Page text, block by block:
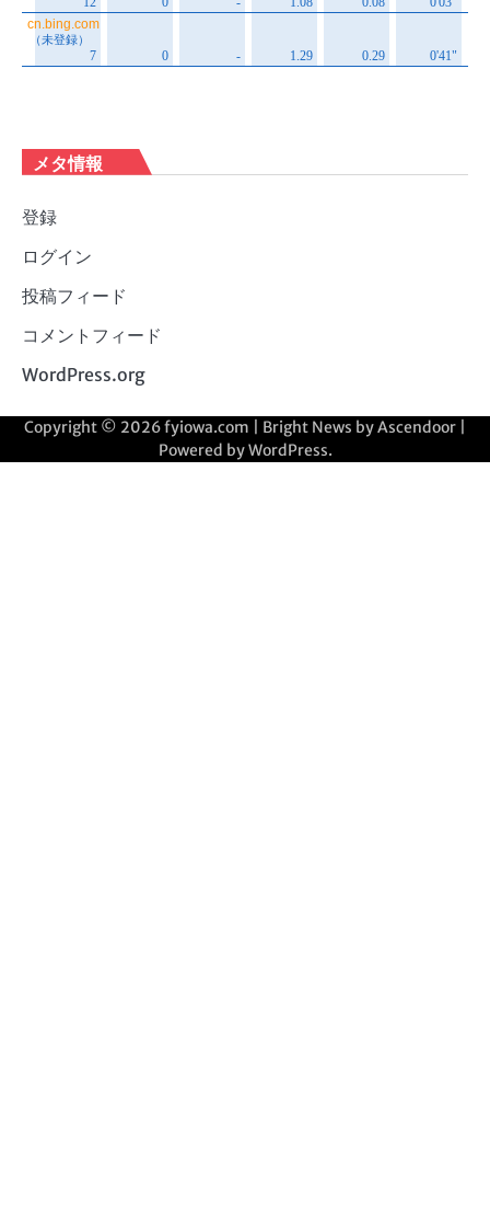
メタ情報
登録
ログイン
投稿フィード
コメントフィード
WordPress.org
Copyright © 2026fyiowa.com | Bright News byAscendoor
Powered byWordPress.